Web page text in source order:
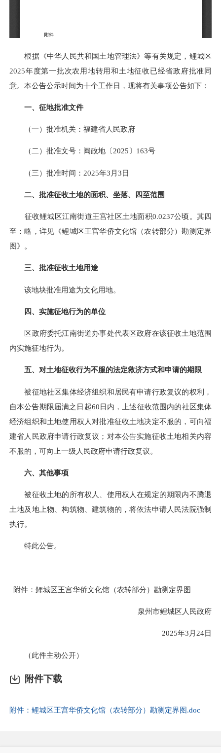
根据《中华人民共和国土地管理法》等有关规定，鲤城区
2025年度第一批次农用地转用和土地征收已经省政府批准同
意。本公告公示时间为十个工作日，现将有关事项公告如下：
一、征地批准文件
（一）批准机关：福建省人民政府
（二）批准文号：闽政地〔2025〕163号
（三）批准时间：2025年3月3日
二、批准征收土地的面积、坐落、四至范围
征收鲤城区江南街道王宫社区土地面积0.0237公顷。其四
至：略，详见《鲤城区王宫华侨文化馆（农转部分）勘测定界
图》。
三、批准征收土地用途
该地块批准用途为文化用地。
四、实施征地行为的单位
区政府委托江南街道办事处代表区政府在该征收土地范围
内实施征地行为。
五、对土地征收行为不服的法定救济方式和申请的期限
被征地社区集体经济组织和居民有申请行政复议的权利，
自本公告期限届满之日起60日内，上述征收范围内的社区集体
经济组织和土地使用权人对批准征收土地决定不服的，可向福
建省人民政府申请行政复议；对本公告实施征收土地相关内容
不服的，可向上一级人民政府申请行政复议。
六、其他事项
被征收土地的所有权人、使用权人在规定的期限内不腾退
土地及地上物、构筑物、建筑物的，将依法申请人民法院强制
执行。
特此公告。
附件：鲤城区王宫华侨文化馆（农转部分）勘测定界图
泉州市鲤城区人民政府
2025年3月24日
（此件主动公开）
附件下载
附件：鲤城区王宫华侨文化馆（农转部分）勘测定界图.doc